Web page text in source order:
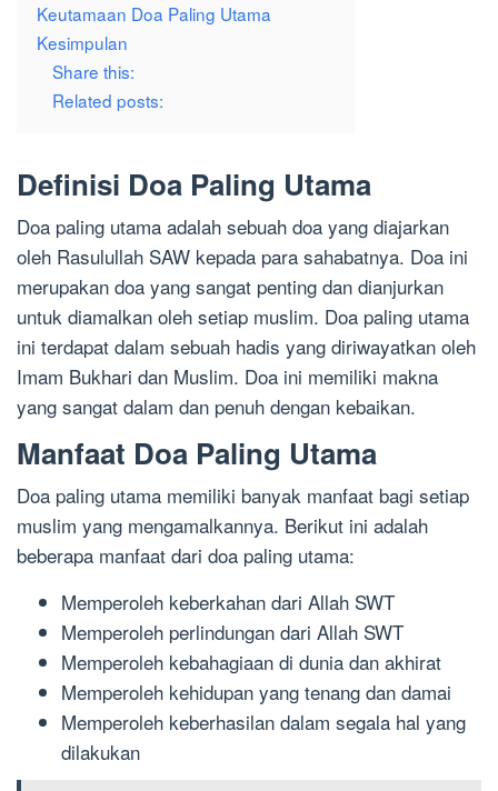
Keutamaan Doa Paling Utama
Kesimpulan
Share this:
Related posts:
Definisi Doa Paling Utama
Doa paling utama adalah sebuah doa yang diajarkan
oleh Rasulullah SAW kepada para sahabatnya. Doa ini
merupakan doa yang sangat penting dan dianjurkan
untuk diamalkan oleh setiap muslim. Doa paling utama
ini terdapat dalam sebuah hadis yang diriwayatkan oleh
Imam Bukhari dan Muslim. Doa ini memiliki makna
yang sangat dalam dan penuh dengan kebaikan.
Manfaat Doa Paling Utama
Doa paling utama memiliki banyak manfaat bagi setiap
muslim yang mengamalkannya. Berikut ini adalah
beberapa manfaat dari doa paling utama:
Memperoleh keberkahan dari Allah SWT
Memperoleh perlindungan dari Allah SWT
Memperoleh kebahagiaan di dunia dan akhirat
Memperoleh kehidupan yang tenang dan damai
Memperoleh keberhasilan dalam segala hal yang
dilakukan